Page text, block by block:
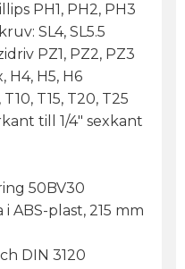
PH1, PH2, PH3
SL4, SL5.5
PZ1, PZ2, PZ3
H4, H5, H6
T15, T20, T25
till 1/4" sexkant
50BV30
ABS-plast, 215 mm
DIN 3120